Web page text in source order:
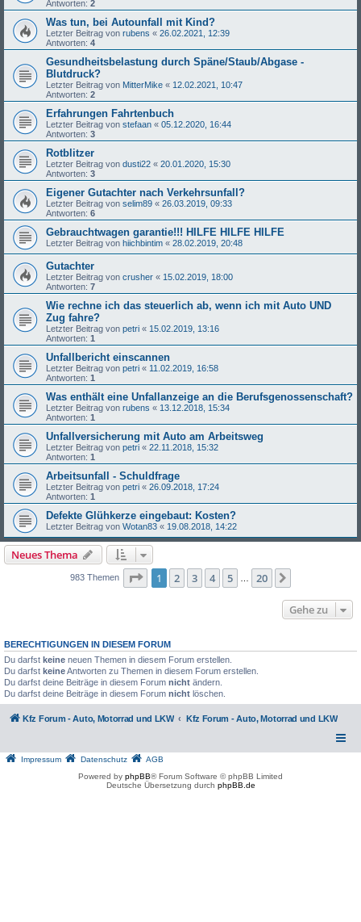
Antworten: 2
Was tun, bei Autounfall mit Kind?
Letzter Beitrag von rubens « 26.02.2021, 12:39
Antworten: 4
Gesundheitsbelastung durch Späne/Staub/Abgase -
Blutdruck?
Letzter Beitrag von MitterMike « 12.02.2021, 10:47
Antworten: 2
Erfahrungen Fahrtenbuch
Letzter Beitrag von stefaan « 05.12.2020, 16:44
Antworten: 3
Rotblitzer
Letzter Beitrag von dusti22 « 20.01.2020, 15:30
Antworten: 3
Eigener Gutachter nach Verkehrsunfall?
Letzter Beitrag von selim89 « 26.03.2019, 09:33
Antworten: 6
Gebrauchtwagen garantie!!! HILFE HILFE HILFE
Letzter Beitrag von hiichbintim « 28.02.2019, 20:48
Gutachter
Letzter Beitrag von crusher « 15.02.2019, 18:00
Antworten: 7
Wie rechne ich das steuerlich ab, wenn ich mit Auto UND
Zug fahre?
Letzter Beitrag von petri « 15.02.2019, 13:16
Antworten: 1
Unfallbericht einscannen
Letzter Beitrag von petri « 11.02.2019, 16:58
Antworten: 1
Was enthält eine Unfallanzeige an die Berufsgenossenschaft?
Letzter Beitrag von rubens « 13.12.2018, 15:34
Antworten: 1
Unfallversicherung mit Auto am Arbeitsweg
Letzter Beitrag von petri « 22.11.2018, 15:32
Antworten: 1
Arbeitsunfall - Schuldfrage
Letzter Beitrag von petri « 26.09.2018, 17:24
Antworten: 1
Defekte Glühkerze eingebaut: Kosten?
Letzter Beitrag von Wotan83 « 19.08.2018, 14:22
Neues Thema
983 Themen Seite 1von 20
1 2 3 4 5 … 20
Gehe zu
BERECHTIGUNGEN IN DIESEM FORUM
Du darfst keine neuen Themen in diesem Forum erstellen.
Du darfst keineAntworten zu Themen in diesem Forum erstellen.
Du darfst deine Beiträge in diesem Forum nicht ändern.
Du darfst deine Beiträge in diesem Forum nicht löschen.
Kfz Forum - Auto, Motorrad und LKW Kfz Forum - Auto, Motorrad und LKW
Impressum Datenschutz
AGB
Powered by phpBB® Forum Software © phpBB Limited
Deutsche Übersetzung durch phpBB.de